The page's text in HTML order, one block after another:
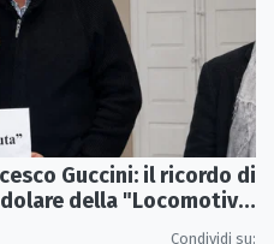
Guccini: il ricordo di
della "Locomotiva
Condividi su: